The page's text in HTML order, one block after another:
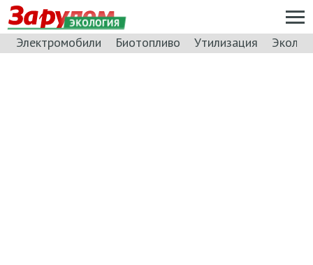
ЭКОЛОГИЯ
Электромобили Биотопливо Утилизация